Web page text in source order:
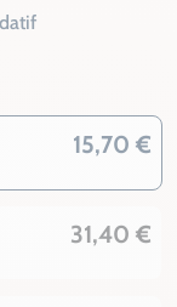
15,70 €
31,40 €